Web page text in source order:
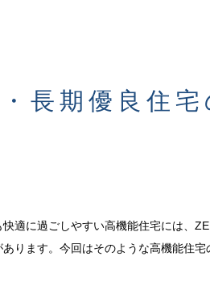
長期優良住宅
適に過ごしやすい高機能住宅には、
ります。今回はそのような高機能住宅